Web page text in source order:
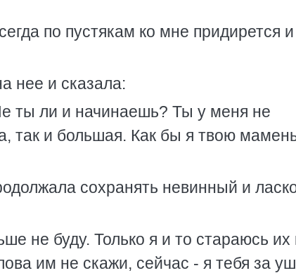
по пустякам ко мне придирется и
нее и сказала:
ты ли и начинаешь? Ты у меня не
так и большая. Как бы я твою
сохранять невинный и
не буду. Только я и то стараюсь их
им не скажи, сейчас - я тебя за